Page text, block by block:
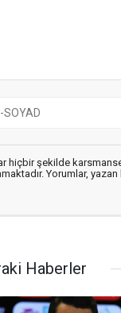
hiçbir şekilde
Yorumlar, yazan
Haberler